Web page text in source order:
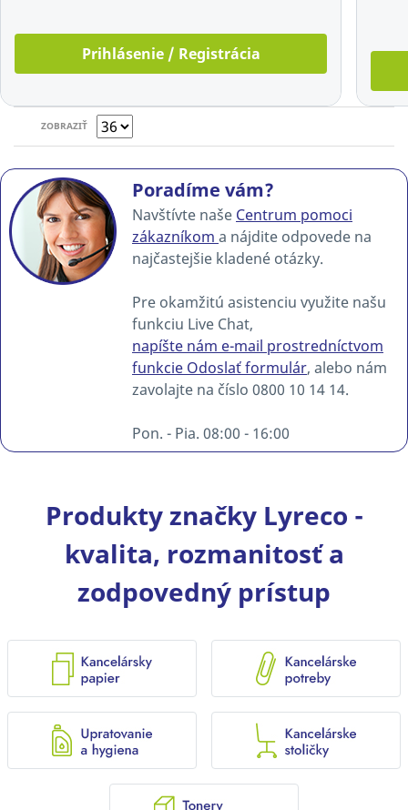
Prihlásenie / Registrácia
ZOBRAZIŤ
Poradíme vám?
Navštívte naše Centrum pomoci
zákazníkom a nájdite odpovede na
najčastejšie kladené otázky.
Pre okamžitú asistenciu využite našu
funkciu Live Chat,
napíšte nám e-mail prostredníctvom
funkcie Odoslať formulár, alebo nám
zavolajte na číslo 0800 10 14 14.
Pon. - Pia. 08:00 - 16:00
Produkty značky Lyreco -
kvalita, rozmanitosť a
zodpovedný prístup